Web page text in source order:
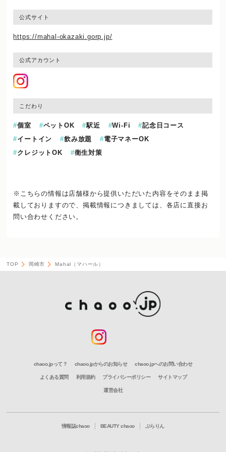
公式サイト
https://mahal-okazaki.gorp.jp/
公式アカウント
こだわり
個室 ペットOK 駅近 Wi-Fi
記念日コース
イートイン
飲み放題
電子マネーOK
クレジットOK
衛生対策
※こちらの情報は店舗様から提供いただいた内容をそのまま掲
載しておりますので、掲載情報につきましては、各店に直接お
問い合わせください。
TOP 岡崎市 Mahal（マハール）
chaoo.jpって？ chaoo.jpからのお知らせ chaoo.jpへのお問い合わせ
よくある質問 利用規約 プライバシーポリシー サイトマップ
運営会社
情報誌chaoo BEAUTY chaoo ぶらりん